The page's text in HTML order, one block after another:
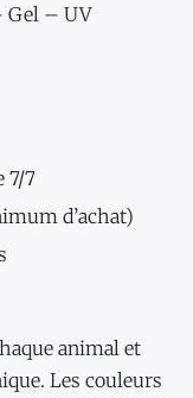
Gel – UV
7/7
d’achat)
animal et
Les couleurs